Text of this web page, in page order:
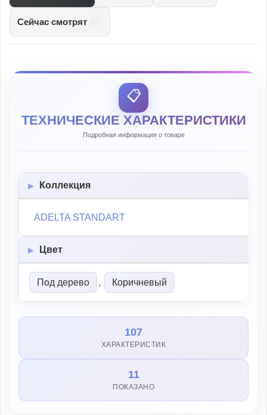
Сейчас смотрят
📋
ТЕХНИЧЕСКИЕ ХАРАКТЕРИСТИКИ
Подробная информация о товаре
Коллекция
ADELTA STANDART
Цвет
Под дерево , Коричневый
107
ХАРАКТЕРИСТИК
11
ПОКАЗАНО